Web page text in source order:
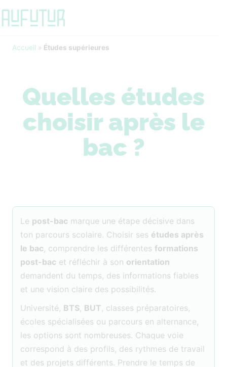
Accueil » Études supérieures
Quelles études
choisir après le
bac ?
Le post-bac marque une étape décisive dans
ton parcours scolaire. Choisir ses études après
le bac, comprendre les différentes formations
post-bac et réfléchir à son orientation
demandent du temps, des informations fiables
et une vision claire des possibilités.
Université, BTS, BUT, classes préparatoires,
écoles spécialisées ou parcours en alternance,
les options sont nombreuses. Chaque voie
correspond à des profils, des rythmes de travail
et des projets différents. Prendre le temps de